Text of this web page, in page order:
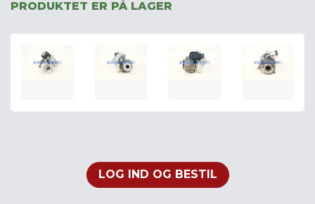
PRODUKTET ER PÅ LAGER
LOG IND OG BESTIL